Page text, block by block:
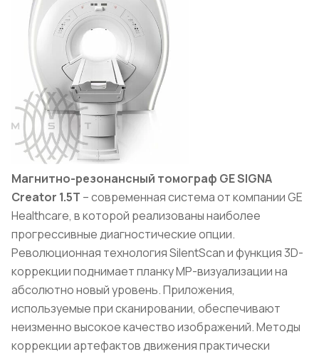
Магнитно-резонансный томограф GE SIGNA
Creator 1.5T – современная система от компании GE
Healthcare, в которой реализованы наиболее
прогрессивные диагностические опции.
Революционная технология SilentScan и функция 3D-
коррекции поднимает планку МР-визуализации на
абсолютно новый уровень. Приложения,
используемые при сканировании, обеспечивают
неизменно высокое качество изображений. Методы
коррекции артефактов движения практически